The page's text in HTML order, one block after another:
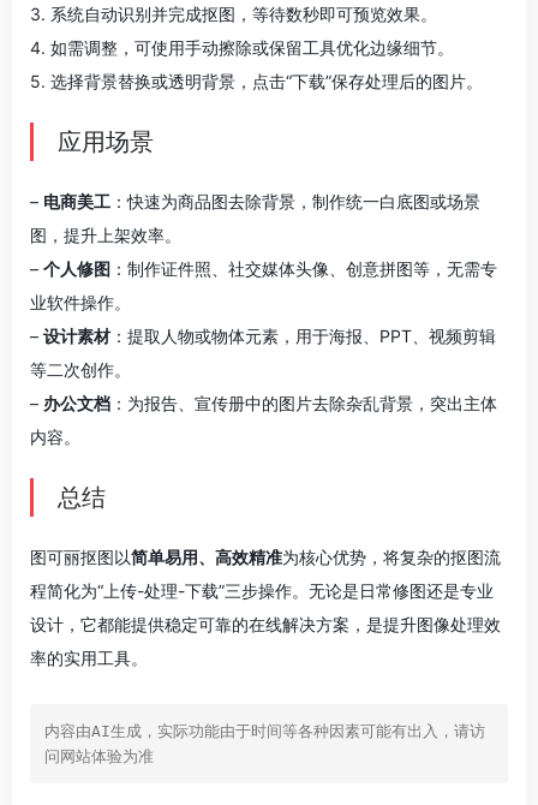
3. 系统自动识别并完成抠图，等待数秒即可预览效果。
4. 如需调整，可使用手动擦除或保留工具优化边缘细节。
5. 选择背景替换或透明背景，点击“下载”保存处理后的图片。
应用场景
– 电商美工 ：快速为商品图去除背景，制作统一白底图或场景
图，提升上架效率。
– 个人修图 ：制作证件照、社交媒体头像、创意拼图等，无需专
业软件操作。
– 设计素材 ：提取人物或物体元素，用于海报、PPT、视频剪辑
等二次创作。
– 办公文档 ：为报告、宣传册中的图片去除杂乱背景，突出主体
内容。
总结
图可丽抠图以简单易用、高效精准为核心优势，将复杂的抠图流
程简化为“上传-处理-下载”三步操作。无论是日常修图还是专业
设计，它都能提供稳定可靠的在线解决方案，是提升图像处理效
率的实用工具。
内容由AI生成，实际功能由于时间等各种因素可能有出入，请访
问网站体验为准